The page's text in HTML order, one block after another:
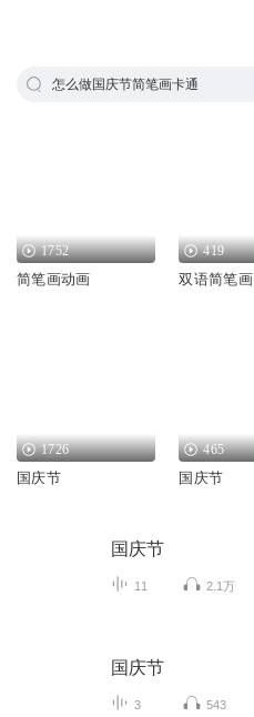
怎么做国庆节简笔画卡通
1752
简笔画动画
419
双语简笔画
1726
国庆节
465
国庆节
国庆节
11 2.1万
国庆节
3 543